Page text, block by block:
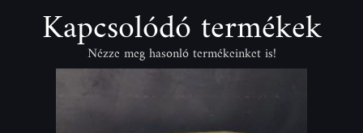
Kapcsolódó termékek
Nézze meg hasonló termékeinket is!